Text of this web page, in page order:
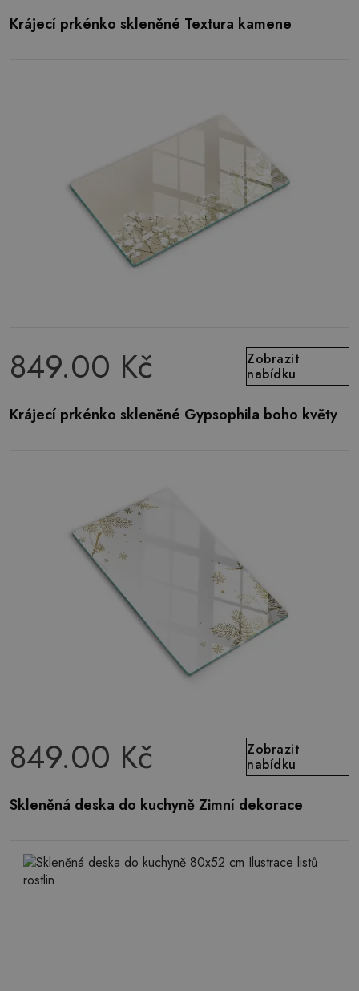
Krájecí prkénko skleněné Textura kamene
849.00 Kč
Zobrazit
nabídku
Krájecí prkénko skleněné Gypsophila boho květy
849.00 Kč
Zobrazit
nabídku
Skleněná deska do kuchyně Zimní dekorace